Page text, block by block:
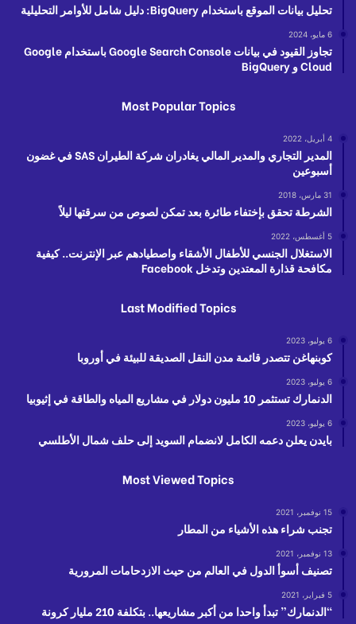
تحليل بيانات الموقع باستخدام BigQuery: دليل شامل للأوامر التحليلية
6 مايو، 2024
تجاوز القيود في بيانات Google Search Console باستخدام Google
Cloud و BigQuery
Most Popular Topics
4 أبريل، 2022
المدير التجاري والمدير المالي يغادران شركة الطيران SAS في غضون
أسبوعين
31 مارس، 2018
الشرطة تحقق بإختفاء طائرة بعد تمكن لصوص من سرقتها ليلاً
5 أغسطس، 2022
الاستغلال الجنسي للأطفال الأشقاء واصطيادهم عبر الإنترنت.. كيفية
مكافحة قذارة المعتدين وتدخل Facebook
Last Modified Topics
6 يوليو، 2023
كوبنهاغن تتصدر قائمة مدن النقل الصديقة للبيئة في أوروبا
6 يوليو، 2023
الدنمارك تستثمر 10 مليون دولار في مشاريع المياه والطاقة في إثيوبيا
6 يوليو، 2023
بايدن يعلن دعمه الكامل لانضمام السويد إلى حلف شمال الأطلسي
Most Viewed Topics
15 نوفمبر، 2021
تجنب شراء هذه الأشياء من المطار
13 نوفمبر، 2021
تصنيف أسوأ الدول في العالم من حيث الازدحامات المرورية
5 فبراير، 2021
“الدنمارك” تبدأ واحدا من أكبر مشاريعها.. بتكلفة 210 مليار كرونة